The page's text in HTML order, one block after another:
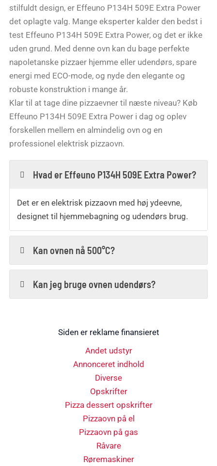
stilfuldt design, er Effeuno P134H 509E Extra Power
det oplagte valg. Mange eksperter kalder den bedst i
test Effeuno P134H 509E Extra Power, og det er ikke
uden grund. Med denne ovn kan du bage perfekte
napoletanske pizzaer hjemme eller udendørs, spare
energi med ECO-mode, og nyde den elegante og
robuste konstruktion i mange år.
Klar til at tage dine pizzaevner til næste niveau? Køb
Effeuno P134H 509E Extra Power i dag og oplev
forskellen mellem en almindelig ovn og en
professionel elektrisk pizzaovn.
Hvad er Effeuno P134H 509E Extra Power?
Det er en elektrisk pizzaovn med høj ydeevne,
designet til hjemmebagning og udendørs brug.
Kan ovnen nå 500°C?
Kan jeg bruge ovnen udendørs?
Siden er reklame finansieret
Andet udstyr
Annonceret indhold
Diverse
Opskrifter
Pizza dessert opskrifter
Pizzaovn på el
Pizzaovn på gas
Råvare
Røremaskiner